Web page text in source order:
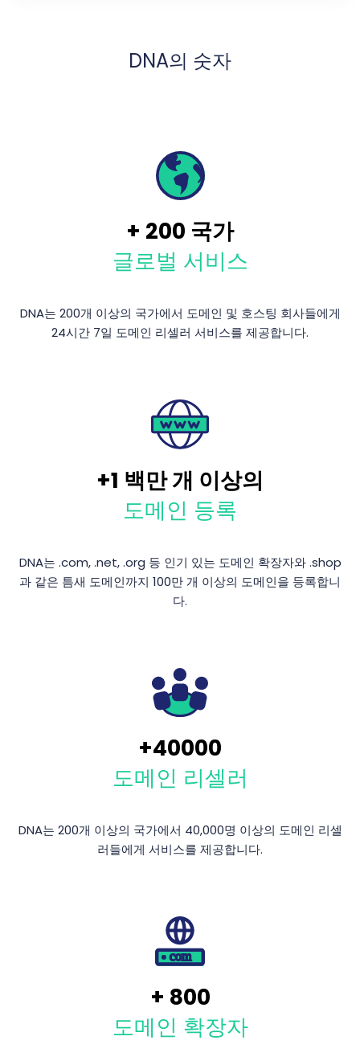
DNA의 숫자
+ 200 국가
글로벌 서비스
DNA는 200개 이상의 국가에서 도메인 및 호스팅 회사들에게
24시간 7일 도메인 리셀러 서비스를 제공합니다.
+1 백만 개 이상의
도메인 등록
DNA는 .com, .net, .org 등 인기 있는 도메인 확장자와 .shop
과 같은 틈새 도메인까지 100만 개 이상의 도메인을 등록합니
다.
+40000
도메인 리셀러
DNA는 200개 이상의 국가에서 40,000명 이상의 도메인 리셀
러들에게 서비스를 제공합니다.
+ 800
도메인 확장자